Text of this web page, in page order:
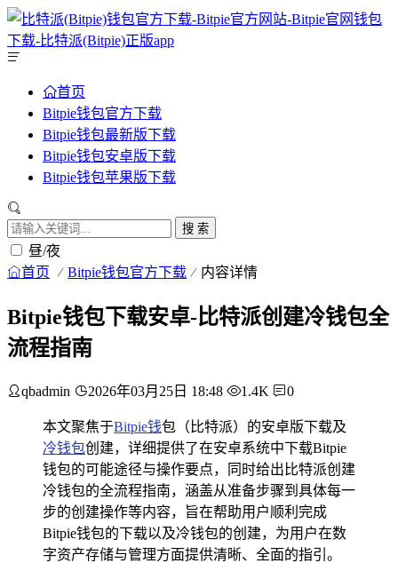
首页
Bitpie钱包官方下载
Bitpie钱包最新版下载
Bitpie钱包安卓版下载
Bitpie钱包苹果版下载
搜 索
昼/夜
首页 Bitpie钱包官方下载 内容详情
Bitpie钱包下载安卓-比特派创建冷钱包全
流程指南
qbadmin 2026年03月25日 18:48 1.4K 0
本文聚焦于Bitpie钱包（比特派）的安卓版下载及
冷钱包创建，详细提供了在安卓系统中下载Bitpie
钱包的可能途径与操作要点，同时给出比特派创建
冷钱包的全流程指南，涵盖从准备步骤到具体每一
步的创建操作等内容，旨在帮助用户顺利完成
Bitpie钱包的下载以及冷钱包的创建，为用户在数
字资产存储与管理方面提供清晰、全面的指引。